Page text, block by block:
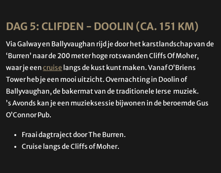
DAG 5: CLIFDEN - DOOLIN (CA. 151 KM)
Via Galway en Ballyvaughan rijd je door het karstlandschap van de
‘Burren’ naar de 200 meter hoge rotswanden Cliffs Of Moher,
waar je eencruise langs de kust kunt maken. Vanaf O’Briens
Tower heb je een mooi uitzicht. Overnachting in Doolin of
Ballyvaughan, de bakermat van de traditionele Ierse muziek.
’s Avonds kan je een muzieksessie bijwonen in de beroemde Gus
O’Connor Pub.
Fraai dagtraject door The Burren.
Cruise langs de Cliffs of Moher.